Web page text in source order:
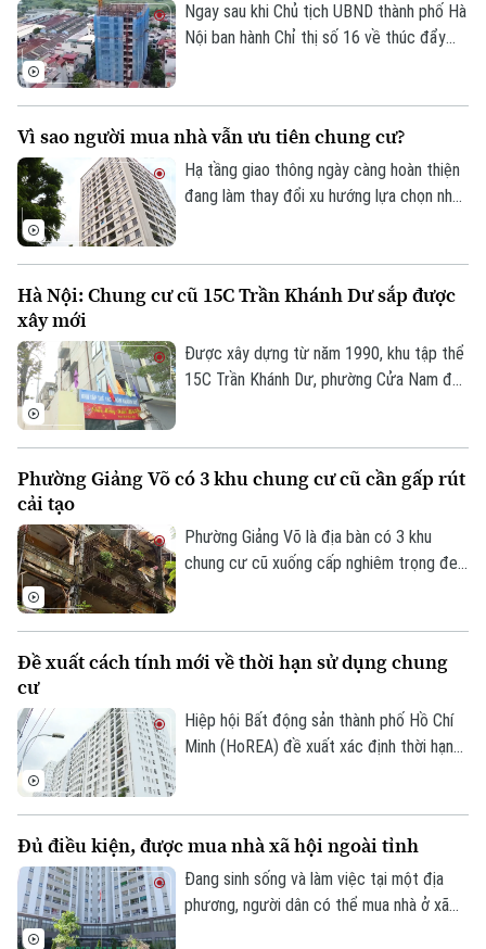
Ngay sau khi Chủ tịch UBND thành phố Hà
Nội ban hành Chỉ thị số 16 về thúc đẩy
Vì sao người mua nhà vẫn ưu tiên chung cư?
Hạ tầng giao thông ngày càng hoàn thiện
đang làm thay đổi xu hướng lựa chọn nhà
nhờ đáp ứng tốt nhu cầu ở thực và hưởng
Hà Nội: Chung cư cũ 15C Trần Khánh Dư sắp được
xây mới
Được xây dựng từ năm 1990, khu tập thể
15C Trần Khánh Dư, phường Cửa Nam đã
nhiều hạng mục của công trình đã xuống
sinh hoạt của cư dân.
Phường Giảng Võ có 3 khu chung cư cũ cần gấp rút
cải tạo
Phường Giảng Võ là địa bàn có 3 khu
chung cư cũ xuống cấp nghiêm trọng đe
cần cải tạo của Thủ đô.
Đề xuất cách tính mới về thời hạn sử dụng chung
cư
Hiệp hội Bất động sản thành phố Hồ Chí
Minh (HoREA) đề xuất xác định thời hạn
Đủ điều kiện, được mua nhà xã hội ngoài tỉnh
Đang sinh sống và làm việc tại một địa
phương, người dân có thể mua nhà ở xã